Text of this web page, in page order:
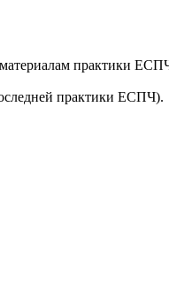
практики
практики ЕСПЧ).